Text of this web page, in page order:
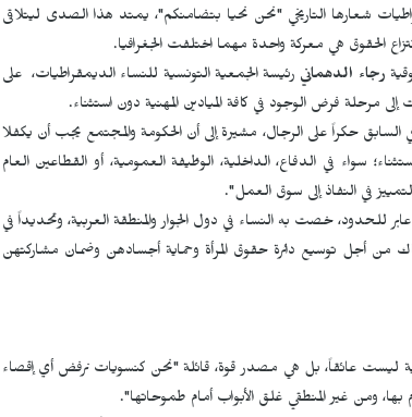
شعارها التاريخي "نحن نحيا بتضامنكم"، يمتد هذا الصدى ليتلاقى
الحقوق هي معركة واحدة مهما اختلفت الجغرافيا.
رجاء الدهماني رئيسة الجمعية التونسية للنساء الديمقراطيات، على
مرحلة فرض الوجود في كافة الميادين المهنية دون استثناء.
حكراً على الرجال، مشيرة إلى أن الحكومة والمجتمع يجب أن يكفلا
سواء في الدفاع، الداخلية، الوظيفة العمومية، أو القطاعين العام
في النفاذ إلى سوق العمل".
خصت به النساء في دول الجوار والمنطقة العربية، وتحديداً في
أجل توسيع دائرة حقوق المرأة وحماية أجسادهن وضمان مشاركتهن
ليست عائقاً، بل هي مصدر قوة، قائلة "نحن كنسويات نرفض أي إقصاء
بها، ومن غير المنطقي غلق الأبواب أمام طموحاتها".